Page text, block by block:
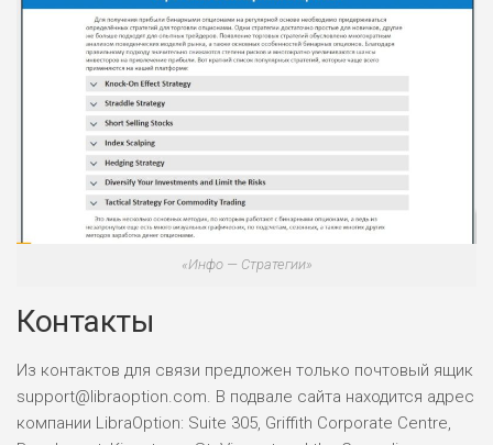
«Инфо — Стратегии»
Контакты
Из контактов для связи предложен только почтовый ящик
support@libraoption.com. В подвале сайта находится адрес
компании LibraOption: Suite 305, Griffith Corporate Centre,